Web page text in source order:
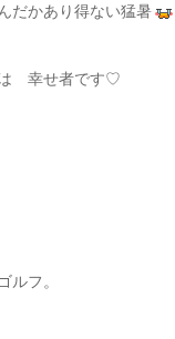
だかあり得ない猛暑
は 幸せ者です♡
ルフ。